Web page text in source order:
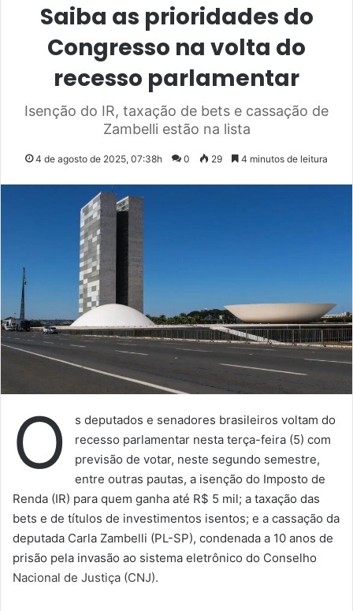
Saiba as prioridades do
Congresso na volta do
recesso parlamentar
Isenção do IR, taxação de bets e cassação de
Zambelli estão na lista
4 de agosto de 2025, 07:38h 0 29 4 minutos de leitura
O
s deputados e senadores brasileiros voltam do
recesso parlamentar nesta terça-feira (5) com
previsão de votar, neste segundo semestre,
entre outras pautas, a isenção do Imposto de
Renda (IR) para quem ganha até R$ 5 mil; a taxação das
bets e de títulos de investimentos isentos; e a cassação da
deputada Carla Zambelli (PL-SP), condenada a 10 anos de
prisão pela invasão ao sistema eletrônico do Conselho
Nacional de Justiça (CNJ).